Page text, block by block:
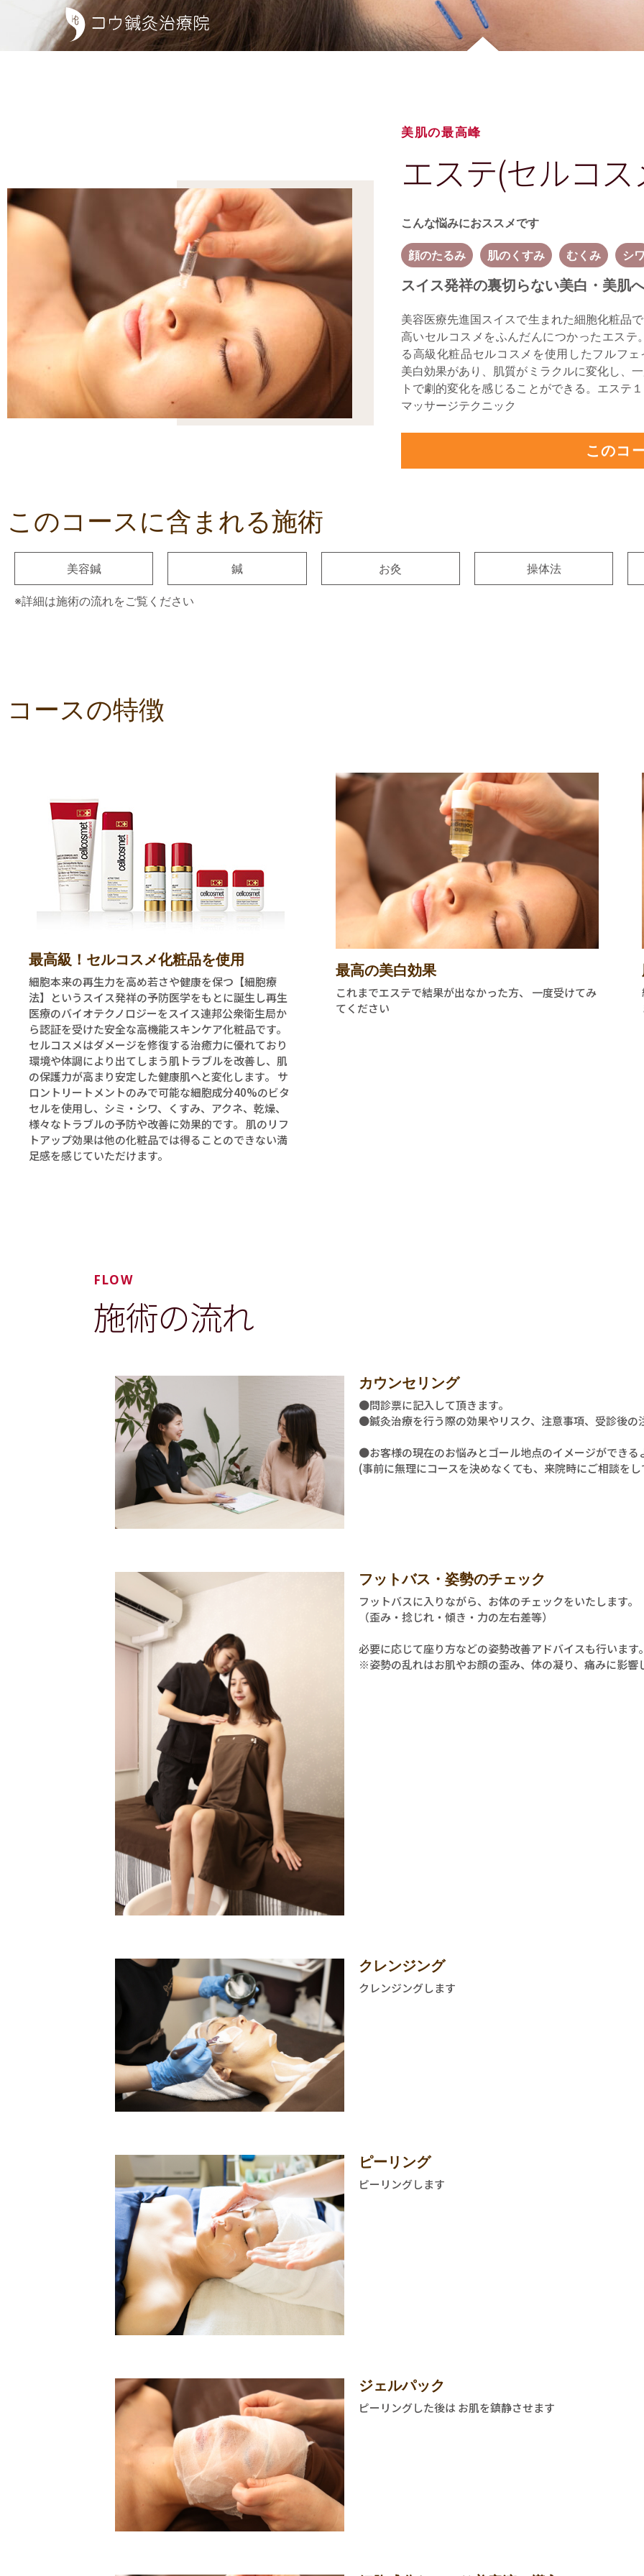
美肌の最高峰
エステ(セルコス
こんな悩みにおススメです
顔のたるみ 肌のくすみ むくみ シワ
スイス発祥の裏切らない美白・美肌
美容医療先進国スイスで生まれた細胞化粧品
高いセルコスメをふんだんにつかったエステ
る高級化粧品セルコスメを使用したフルフェ
美白効果があり、肌質がミラクルに変化し、
トで劇的変化を感じることができる。エステ
マッサージテクニック
このコ
このコースに含まれる施術
美容鍼 鍼 お灸 操体法
※詳細は施術の流れをご覧ください
コースの特徴
最高級！セルコスメ化粧品を使用
細胞本来の再生力を高め若さや健康を保つ【細胞療
法】というスイス発祥の予防医学をもとに誕生し再生
医療のバイオテクノロジーをスイス連邦公衆衛生局か
ら認証を受けた安全な高機能スキンケア化粧品です。
セルコスメはダメージを修復する治癒力に優れており
環境や体調により出てしまう肌トラブルを改善し、肌
の保護力が高まり安定した健康肌へと変化します。 サ
ロントリートメントのみで可能な細胞成分40%のビタ
セルを使用し、シミ・シワ、くすみ、アクネ、乾燥、
様々なトラブルの予防や改善に効果的です。 肌のリフ
トアップ効果は他の化粧品では得ることのできない満
足感を感じていただけます。
最高の美白効果
これまでエステで結果が出なかった方、 一度受けてみ
てください
FLOW
施術の流れ
カウンセリング
●問診票に記入して頂きます。
●鍼灸治療を行う際の効果やリスク、注意事項、受診後の
●お客様の現在のお悩みとゴール地点のイメージができる
(事前に無理にコースを決めなくても、来院時にご相談を
フットバス・姿勢のチェック​
フットバスに入りながら、お体のチェックをいたします。
（歪み・捻じれ・傾き・力の左右差等）
必要に応じて座り方などの姿勢改善アドバイスも行います。
※姿勢の乱れはお肌やお顔の歪み、体の凝り、痛みに影響
クレンジング
クレンジングします
ピーリング
ピーリングします
ジェルパック
ピーリングした後は お肌を鎮静させます